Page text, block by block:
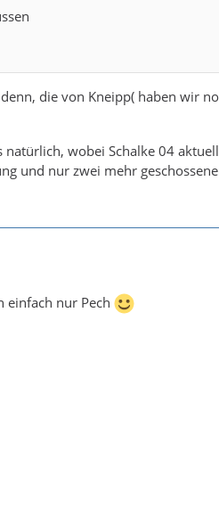
die von Kneipp( haben wir
wobei Schalke 04
und nur zwei mehr
einfach nur Pech